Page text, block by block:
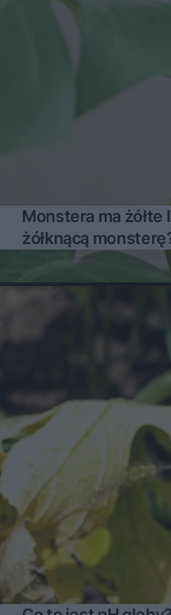
Monstera ma żółte liście?
żółknącą